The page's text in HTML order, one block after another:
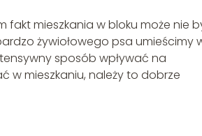
fakt mieszkania w bloku może nie
żywiołowego psa umieścimy
sposób wpływać na
w mieszkaniu, należy to dobrze